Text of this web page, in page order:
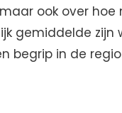
ook over
gemiddelde zijn
begrip in de